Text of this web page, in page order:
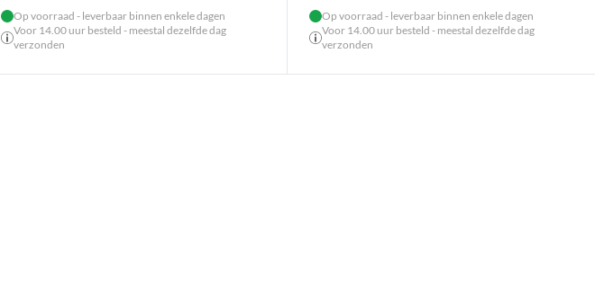
Op voorraad - leverbaar binnen enkele dagen
Voor 14.00 uur besteld - meestal dezelfde dag
verzonden
Op voorraad - leverbaar binnen enkele dagen
Voor 14.00 uur besteld - meestal dezelfde dag
verzonden